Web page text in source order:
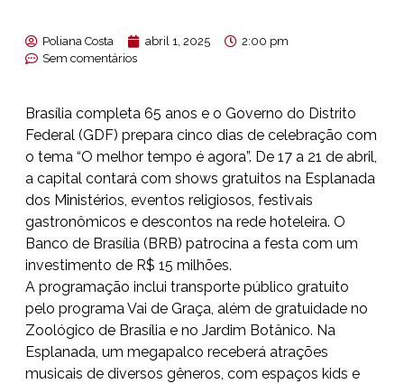
Poliana Costa abril 1, 2025
2:00 pm
Sem comentários
Brasília completa 65 anos e o Governo do Distrito
Federal (GDF) prepara cinco dias de celebração com
o tema “O melhor tempo é agora”. De 17 a 21 de abril,
a capital contará com shows gratuitos na Esplanada
dos Ministérios, eventos religiosos, festivais
gastronômicos e descontos na rede hoteleira. O
Banco de Brasília (BRB) patrocina a festa com um
investimento de R$ 15 milhões.
A programação inclui transporte público gratuito
pelo programa Vai de Graça, além de gratuidade no
Zoológico de Brasília e no Jardim Botânico. Na
Esplanada, um megapalco receberá atrações
musicais de diversos gêneros, com espaços kids e